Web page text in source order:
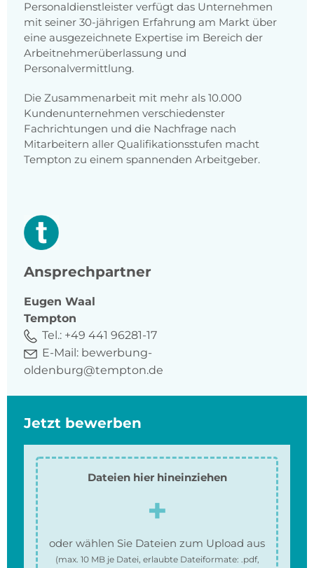
Personaldienstleister verfügt das Unternehmen
mit seiner 30-jährigen Erfahrung am Markt über
eine ausgezeichnete Expertise im Bereich der
Arbeitnehmerüberlassung und
Personalvermittlung.
Die Zusammenarbeit mit mehr als 10.000
Kundenunternehmen verschiedenster
Fachrichtungen und die Nachfrage nach
Mitarbeitern aller Qualifikationsstufen macht
Tempton zu einem spannenden Arbeitgeber.
Ansprechpartner
Eugen Waal
Tempton
Tel.: +49 441 96281-17
E-Mail: bewerbung-
oldenburg@tempton.de
Jetzt bewerben
Dateien hier hineinziehen
oder wählen Sie Dateien zum Upload aus
(max. 10 MBje Datei, erlaubte Dateiformate: .pdf,